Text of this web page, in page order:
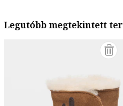
Legutóbb megtekintett